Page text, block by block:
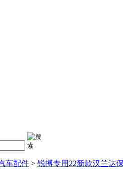
车配件 > 锐搏专用22新款汉兰达